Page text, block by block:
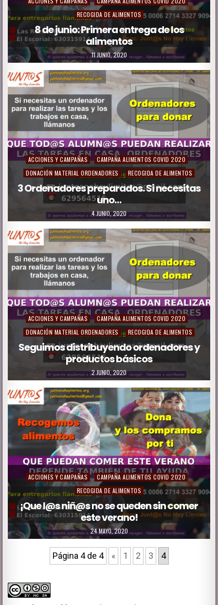
t
e
i
n
RECOGIDA DE ALIMENTOS
8 de junio: Primera entrega de los
alimentos
11 JUNIO, 2020
P
o
s
i
n
ACCIONES Y CAMPAÑAS
CAMPAÑA ALIMENTOS COVID 2020
DONACIÓN MATERIAL ORDENADORES
RECOGIDA DE ALIMENTOS
3 Ordenadores preparados. Si necesitas
uno…
4 JUNIO, 2020
P
o
s
i
n
ACCIONES Y CAMPAÑAS
CAMPAÑA ALIMENTOS COVID 2020
DONACIÓN MATERIAL ORDENADORES
RECOGIDA DE ALIMENTOS
Seguimos distribuyendo ordenadores y
productos básicos
2 JUNIO, 2020
P
s
t
e
ACCIONES Y CAMPAÑAS
CAMPAÑA ALIMENTOS COVID 2020
RECOGIDA DE ALIMENTOS
¡Que l@s niñ@s no se queden sin comer
este verano!
24 MAYO, 2020
Página 4 de 4 « 1 2 3 4